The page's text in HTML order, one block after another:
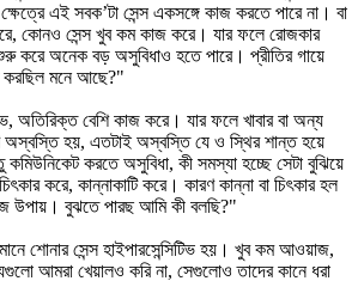
এই সবক’টা সেন্স একসঙ্গে কাজ করতে পারে না। বা
কোনও সেন্স খুব কম কাজ করে। যার ফলে রোজকার
করে অনেক বড় অসুবিধাও হতে পারে। প্রীতির গায়ে
করছিল মনে আছে?"
অতিরিক্ত বেশি কাজ করে। যার ফলে খাবার বা অন্য
অস্বস্তি হয়, এতটাই অস্বস্তি যে ও স্থির শান্ত হয়ে
করতে অসুবিধা, কী সমস্যা হচ্ছে সেটা বুঝিয়ে
করে, কান্নাকাটি করে। কারণ কান্না বা চিৎকার হল
উপায়। বুঝতে পারছ আমি কী বলছি?"
শোনার সেন্স হাইপারসেন্সিটিভ হয়। খুব কম আওয়াজ,
আমরা খেয়ালও করি না, সেগুলোও তাদের কানে ধরা